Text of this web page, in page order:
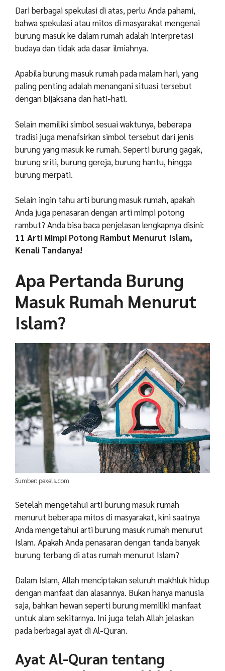
Dari berbagai spekulasi di atas, perlu Anda pahami,
bahwa spekulasi atau mitos di masyarakat mengenai
burung masuk ke dalam rumah adalah interpretasi
budaya dan tidak ada dasar ilmiahnya.
Apabila burung masuk rumah pada malam hari, yang
paling penting adalah menangani situasi tersebut
dengan bijaksana dan hati-hati.
Selain memiliki simbol sesuai waktunya, beberapa
tradisi juga menafsirkan simbol tersebut dari jenis
burung yang masuk ke rumah. Seperti burung gagak,
burung sriti, burung gereja, burung hantu, hingga
burung merpati.
Selain ingin tahu arti burung masuk rumah, apakah
Anda juga penasaran dengan arti mimpi potong
rambut? Anda bisa baca penjelasan lengkapnya disini:
11 Arti Mimpi Potong Rambut Menurut Islam,
Kenali Tandanya!
Apa Pertanda Burung
Masuk Rumah Menurut
Islam?
Sumber: pexels.com
Setelah mengetahui arti burung masuk rumah
menurut beberapa mitos di masyarakat, kini saatnya
Anda mengetahui arti burung masuk rumah menurut
Islam. Apakah Anda penasaran dengan tanda banyak
burung terbang di atas rumah menurut Islam?
Dalam Islam, Allah menciptakan seluruh makhluk hidup
dengan manfaat dan alasannya. Bukan hanya manusia
saja, bahkan hewan seperti burung memiliki manfaat
untuk alam sekitarnya. Ini juga telah Allah jelaskan
pada berbagai ayat di Al-Quran.
Ayat Al-Quran tentang